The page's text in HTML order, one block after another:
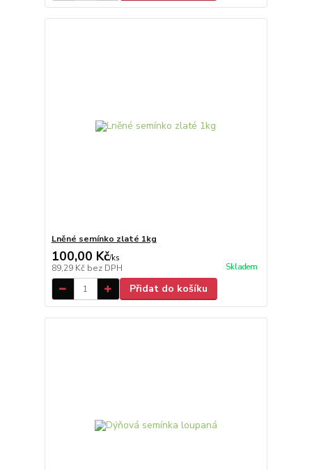
Lněné semínko zlaté 1kg
100,00 Kč/ks
89,29 Kč bez DPH Skladem
Přidat do košíku